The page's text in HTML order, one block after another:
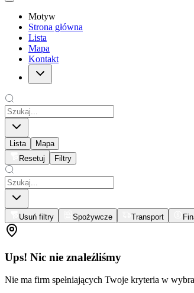
Motyw
Strona główna
Lista
Mapa
Kontakt
Lista
Mapa
Resetuj
Filtry
Usuń filtry Spożywcze Transport
Ups! Nic nie znaleźliśmy
Nie ma firm spełniających Twoje kryteria w